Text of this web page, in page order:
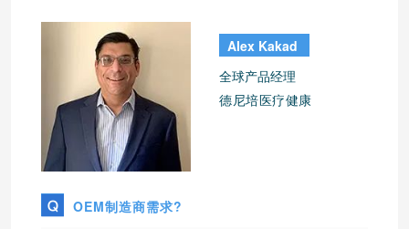
Alex Kakad
全球产品经理
德尼培医疗健康
OEM制造商需求?